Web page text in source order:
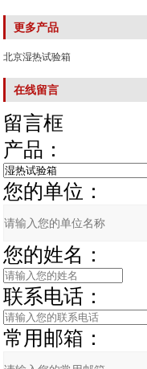
更多产品
北京湿热试验箱
在线留言
留言框
产品：
您的单位：
您的姓名：
联系电话：
常用邮箱：